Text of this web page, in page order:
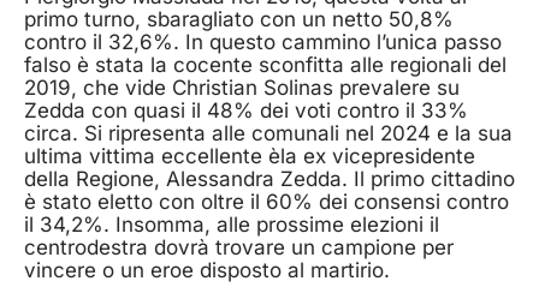
primo turno, sbaragliato con un netto 50,8%
contro il 32,6%. In questo cammino l’unica passo
falso è stata la cocente sconfitta alle regionali del
2019, che vide Christian Solinas prevalere su
Zedda con quasi il 48% dei voti contro il 33%
circa. Si ripresenta alle comunali nel 2024 e la sua
ultima vittima eccellente èla ex vicepresidente
della Regione, Alessandra Zedda. Il primo cittadino
è stato eletto con oltre il 60% dei consensi contro
il 34,2%. Insomma, alle prossime elezioni il
centrodestra dovrà trovare un campione per
vincere o un eroe disposto al martirio.